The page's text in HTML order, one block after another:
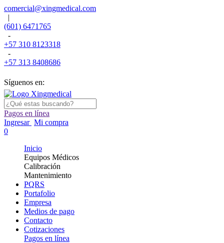
comercial@xingmedical.com
|
(601) 6471765
-
+57 310 8123318
-
+57 313 8408686
Síguenos en:
Pagos en línea
Ingresar Mi compra
0
Inicio
Equipos Médicos
Calibración
Mantenimiento
PQRS
Portafolio
Empresa
Medios de pago
Contacto
Cotizaciones
Pagos en línea